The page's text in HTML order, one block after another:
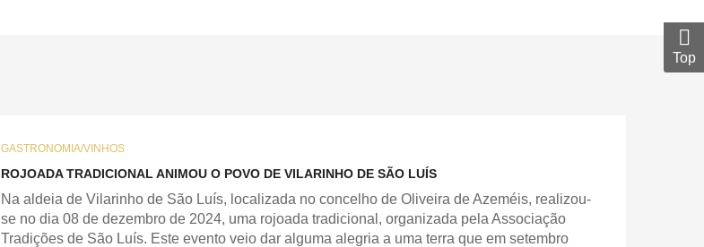
GASTRONOMIA/VINHOS
ROJOADA TRADICIONAL ANIMOU O POVO DE VILARINHO DE SÃO LUÍS
Na aldeia de Vilarinho de São Luís, localizada no concelho de Oliveira de Azeméis, realizou-
se no dia 08 de dezembro de 2024, uma rojoada tradicional, organizada pela Associação
Tradições de São Luís. Este evento veio dar alguma alegria a uma terra que em setembro
Top